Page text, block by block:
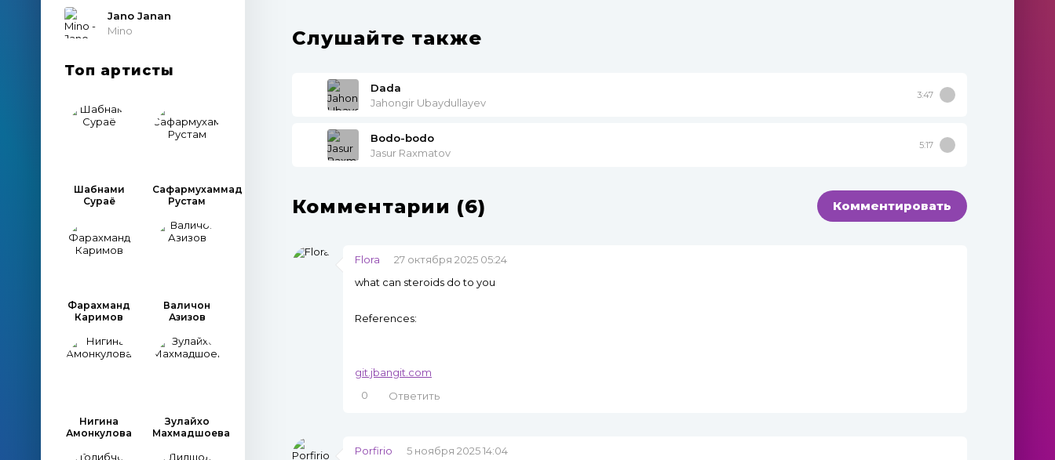
Jano Janan
Mino
Топ артисты
Шабнами
Сураё
Сафармухаммад
Рустам
Фарахманд
Каримов
Валичон
Азизов
Нигина
Амонкулова
Зулайхо
Махмадшоева
Слушайте также
Dada
Jahongir Ubaydullayev
3:47
Bodo-bodo
Jasur Raxmatov
5:17
Комментарии (6) Комментировать
Flora
27 октября 2025 05:24
what can steroids do to you
References:
git.jbangit.com
0
Ответить
Porfirio
5 ноября 2025 14:04